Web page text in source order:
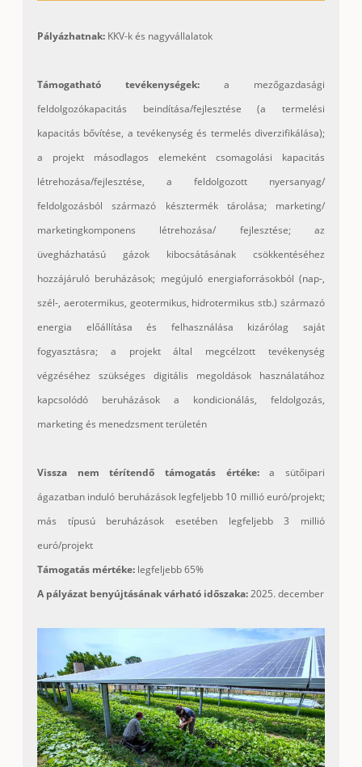
Pályázhatnak: KKV-k és nagyvállalatok
Támogatható tevékenységek: a mezőgazdasági
feldolgozókapacitás beindítása/fejlesztése (a termelési
kapacitás bővítése, a tevékenység és termelés diverzifikálása);
a projekt másodlagos elemeként csomagolási kapacitás
létrehozása/fejlesztése, a feldolgozott nyersanyag/
feldolgozásból származó késztermék tárolása; marketing/
marketingkomponens létrehozása/ fejlesztése; az
üvegházhatású gázok kibocsátásának csökkentéséhez
hozzájáruló beruházások; megújuló energiaforrásokból (nap-,
szél-, aerotermikus, geotermikus, hidrotermikus stb.) származó
energia előállítása és felhasználása kizárólag saját
fogyasztásra; a projekt által megcélzott tevékenység
végzéséhez szükséges digitális megoldások használatához
kapcsolódó beruházások a kondicionálás, feldolgozás,
marketing és menedzsment területén
Vissza nem térítendő támogatás értéke:a sütőipari
ágazatban induló beruházások legfeljebb 10 millió euró/projekt;
más típusú beruházások esetében legfeljebb 3 millió
euró/projekt
Támogatás mértéke: legfeljebb 65%
A pályázat benyújtásának várható időszaka:2025. december